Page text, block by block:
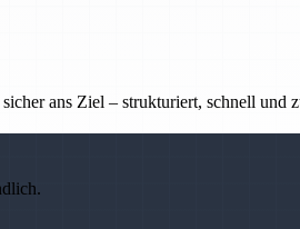
ans Ziel – strukturiert, schnell und